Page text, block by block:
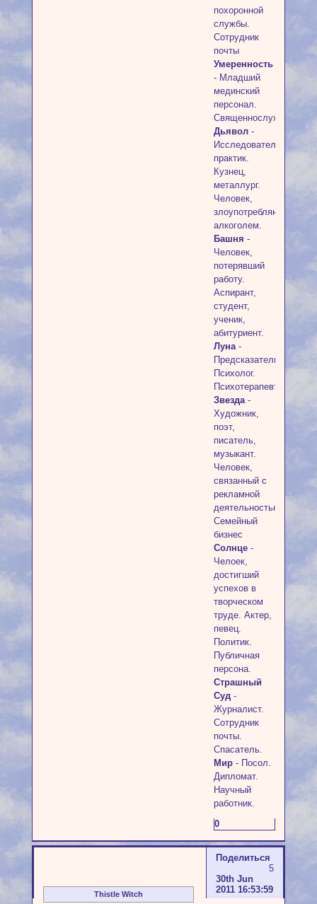
похоронной
службы.
Сотрудник
почты
Умеренность
- Младший
мединский
персонал.
Священнослужитель.
Дьявол-
Исследователь-
практик.
Кузнец,
металлург.
Человек,
злоупотребляющий
алкоголем.
Башня -
Человек,
потерявший
работу.
Аспирант,
студент,
ученик,
абитуриент.
Луна-
Предсказатель.
Психолог.
Психотерапевт.
Звезда-
Художник,
поэт,
писатель,
музыкант.
Человек,
связанный с
рекламной
деятельностью.
Семейный
бизнес
Солнце-
Челоек,
достигший
успехов в
творческом
труде. Актер,
певец.
Политик.
Публичная
персона.
Страшный
Суд-
Журналист.
Сотрудник
почты.
Спасатель.
Мир- Посол.
Дипломат.
Научный
работник.
0
Поделиться
5
30th Jun
2011 16:53:59
Thistle Witch